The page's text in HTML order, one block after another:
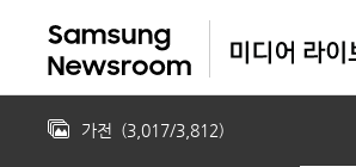
가전 (3,017/3,812)